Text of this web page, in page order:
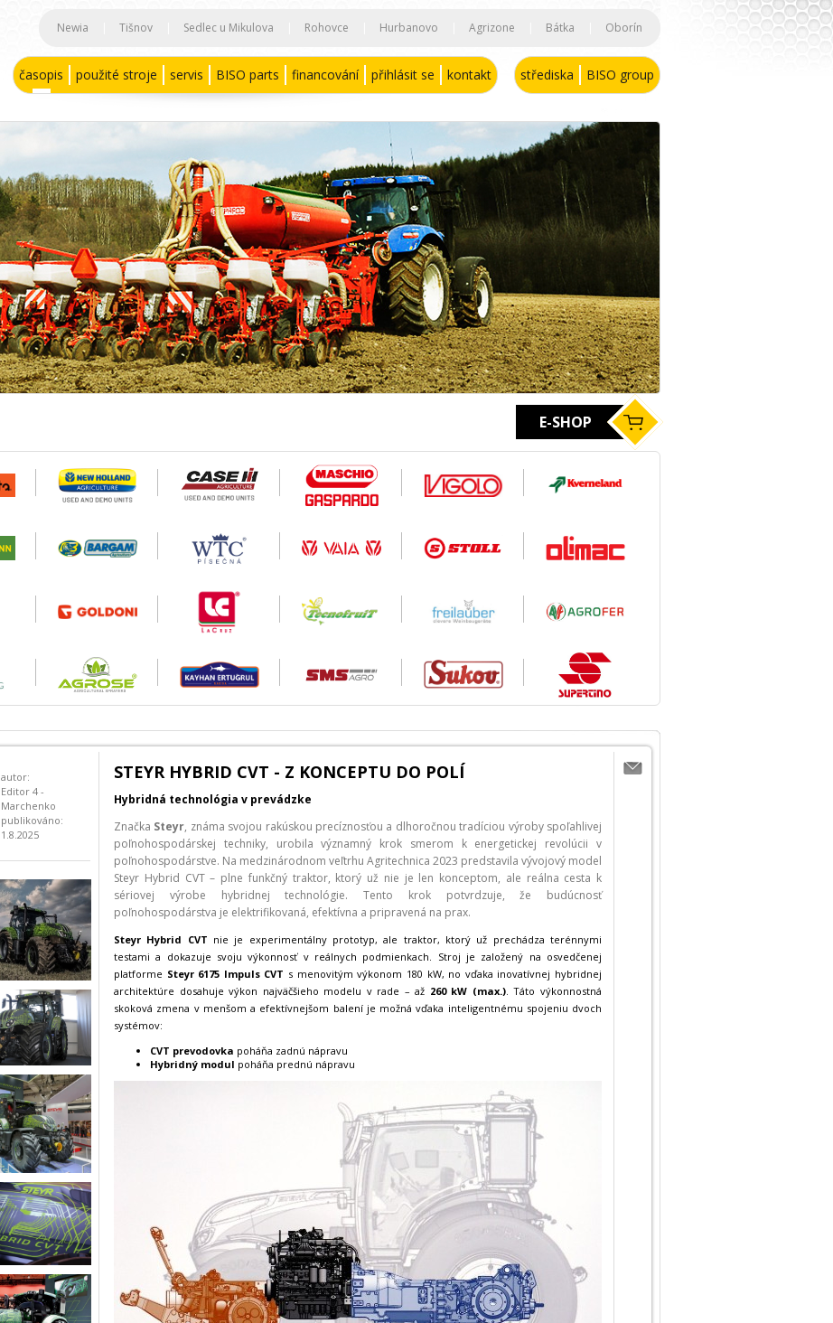
Newia Tišnov Sedlec u Mikulova Rohovce Hurbanovo Agrizone Bátka Oborín
střediska BISO group
časopis použité stroje servis BISO parts financování přihlásit se kontakt
E-SHOP
autor:
Editor 4 -
Marchenko
publikováno:
1.8.2025
STEYR HYBRID CVT - Z KONCEPTU DO POLÍ
Hybridná technológia v prevádzke
Značka Steyr, známa svojou rakúskou precíznosťou a dlhoročnou tradíciou výroby spoľahlivej
poľnohospodárskej techniky, urobila významný krok smerom k energetickej revolúcii v
poľnohospodárstve. Na medzinárodnom veľtrhu Agritechnica 2023 predstavila vývojový model
Steyr Hybrid CVT – plne funkčný traktor, ktorý už nie je len konceptom, ale reálna cesta k
sériovej výrobe hybridnej technológie. Tento krok potvrdzuje, že budúcnosť
poľnohospodárstva je elektrifikovaná, efektívna a pripravená na prax.
Steyr Hybrid CVT nie je experimentálny prototyp, ale traktor, ktorý už prechádza terénnymi
testami a dokazuje svoju výkonnosť v reálnych podmienkach. Stroj je založený na osvedčenej
platforme Steyr 6175 Impuls CVT s menovitým výkonom 180 kW, no vďaka inovatívnej hybridnej
architektúre dosahuje výkon najväčšieho modelu v rade – až 260 kW (max.). Táto výkonnostná
skoková zmena v menšom a efektívnejšom balení je možná vďaka inteligentnému spojeniu dvoch
systémov:
CVT prevodovka poháňa zadnú nápravu
Hybridný modul poháňa prednú nápravu